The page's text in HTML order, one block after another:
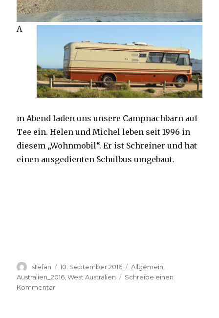
A
m Abend laden uns unsere Campnachbarn auf
Tee ein. Helen und Michel leben seit 1996 in
diesem „Wohnmobil“. Er ist Schreiner und hat
einen ausgedienten Schulbus umgebaut.
Autor
stefan
Veröffentlicht
am
10. September 2016 Kategorien
Allgemein
Australien_2016 ,West Australien
Schreibe einen
Kommentarzu